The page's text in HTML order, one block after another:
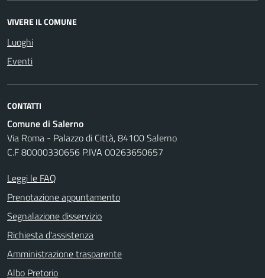
VIVERE IL COMUNE
Luoghi
Eventi
CONTATTI
Comune di Salerno
Via Roma - Palazzo di Città, 84100 Salerno
C.F 80000330656 P.IVA 00263650657
Leggi le FAQ
Prenotazione appuntamento
Segnalazione disservizio
Richiesta d'assistenza
Amministrazione trasparente
Albo Pretorio